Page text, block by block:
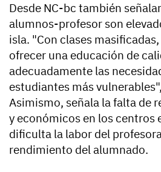
Desde NC-bc también
alumnos-profesor son
isla. "Con clases
ofrecer una educación de
adecuadamente las
estudiantes más
Asimismo, señala la falta de
y económicos en los centros
dificulta la labor del
rendimiento del alumnado.